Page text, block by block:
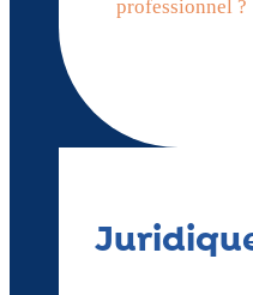
professionnel ?